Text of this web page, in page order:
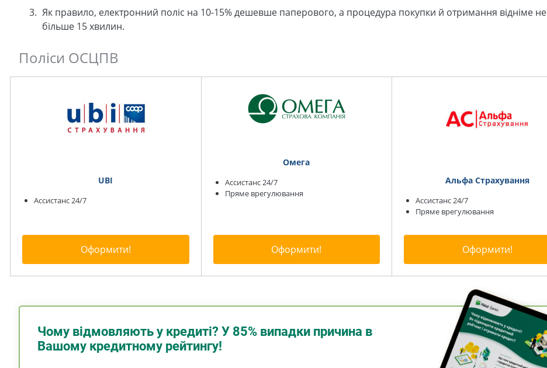
Як правило, електронний поліс на 10-15% дешевше паперового, а процедура покупки й отримання відніме не
більше 15 хвилин.
Поліси ОСЦПВ
UBI
Ассистанс 24/7
Оформити!
Омега
Ассистанс 24/7
Пряме врегулювання
Оформити!
Альфа Страхування
Ассистанс 24/7
Пряме врегулювання
Оформити!
Чому відмовляють у кредиті? У 85% випадки причина в
Вашому кредитному рейтингу!